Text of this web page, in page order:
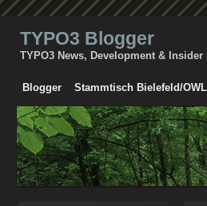
TYPO3 Blogger
TYPO3 News, Development & Insider
Blogger Stammtisch Bielefeld/OWL